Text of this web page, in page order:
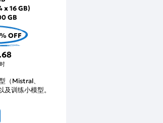
x 16 GB)
GB
OFF
（Mistral、
训练小模型。